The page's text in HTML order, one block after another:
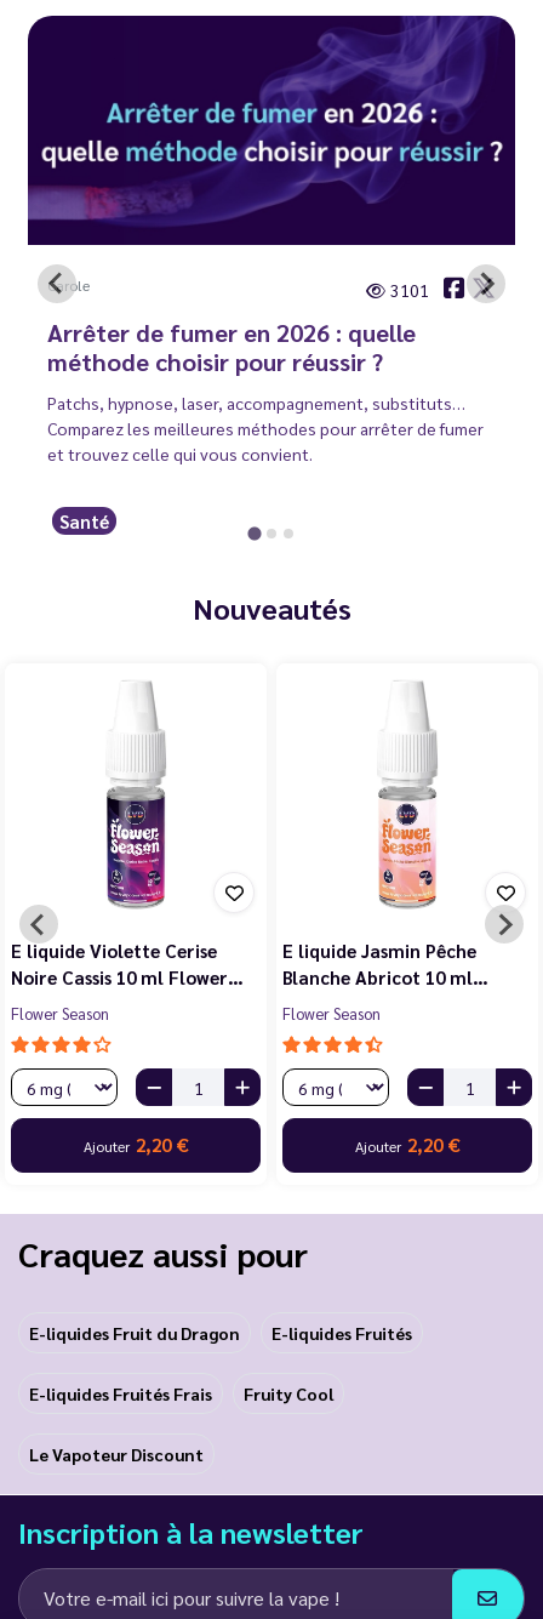
Carole 3101
Arrêter de fumer en 2026 : quelle
méthode choisir pour réussir ?
Patchs, hypnose, laser, accompagnement, substituts…
Comparez les meilleures méthodes pour arrêter de fumer
et trouvez celle qui vous convient.
Santé
Nouveautés
E liquide Violette Cerise
Noire Cassis 10 ml Flower…
Flower Season
Ajouter 2,20 €
E liquide Jasmin Pêche
Blanche Abricot 10 ml…
Flower Season
Ajouter 2,20 €
Craquez aussi pour
E-liquides Fruit du Dragon E-liquides Fruités
E-liquides Fruités Frais Fruity Cool
Le Vapoteur Discount
Inscription à la newsletter